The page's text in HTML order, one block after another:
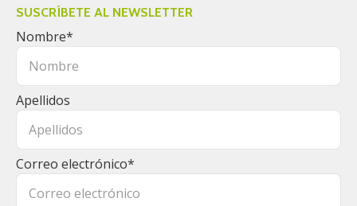
SUSCRÍBETE AL NEWSLETTER
Nombre*
Apellidos
Correo electrónico*